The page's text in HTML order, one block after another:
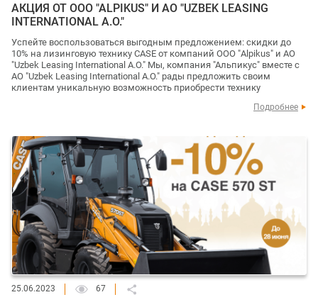
АКЦИЯ ОТ OOO "ALPIKUS" И AO "UZBEK LEASING
INTERNATIONAL A.O."
Успейте воспользоваться выгодным предложением: скидки до
10% на лизинговую технику CASE от компаний OOO "Аlpikus" и AO
"Uzbek Leasing International A.O." Мы, компания "Альпикус" вместе с
АО "Uzbek Leasing International A.O." рады предложить своим
клиентам уникальную возможность приобрести технику
Подробнее
25.06.2023 67